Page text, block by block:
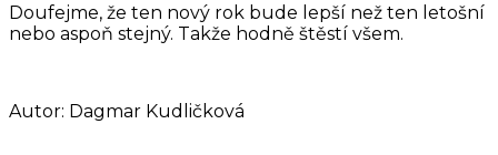
Doufejme, že ten nový rok bude lepší než ten letošní
nebo aspoň stejný. Takže hodně štěstí všem.
Autor: Dagmar Kudličková